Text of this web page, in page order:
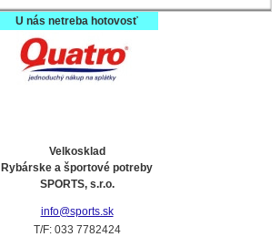
U nás netreba hotovosť
Velkosklad
Rybárske a športové potreby
SPORTS, s.r.o.
info@sports.sk
T/F: 033 7782424